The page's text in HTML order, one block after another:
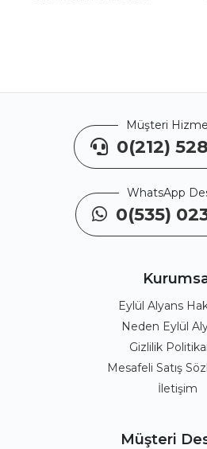
Müşteri
0(212)
WhatsApp
0(535)
Eylül Alyans
Neden Eylül
Gizlilik
Mesafeli Satış
İletişim
Müşteri